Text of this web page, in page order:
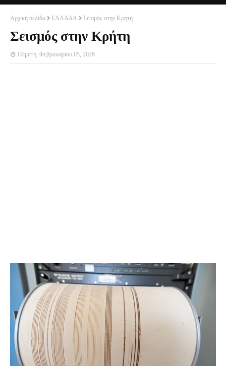
Αρχική σελίδα ΕΛΛΑΔΑ Σεισμός στην Κρήτη
Σεισμός στην Κρήτη
Πέμπτη, Φεβρουαρίου 05, 2026